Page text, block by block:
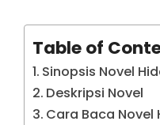
Table of
Sinopsis Novel
Deskripsi Novel
Cara Baca Novel